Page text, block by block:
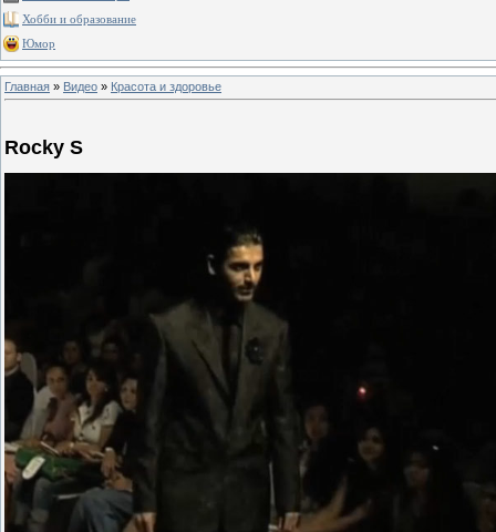
Хобби и образование
Юмор
Главная » Видео » Красота и здоровье
Rocky S